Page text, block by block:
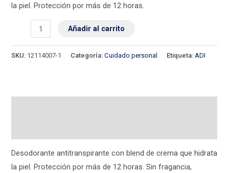
la piel. Protección por más de 12 horas.
Añadir al carrito
SKU: 12114007-1 Categoría:Cuidado personal Etiqueta: ADI
Desodorante antitranspirante con blend de crema que hidrata
la piel. Protección por más de 12 horas. Sin fragancia,